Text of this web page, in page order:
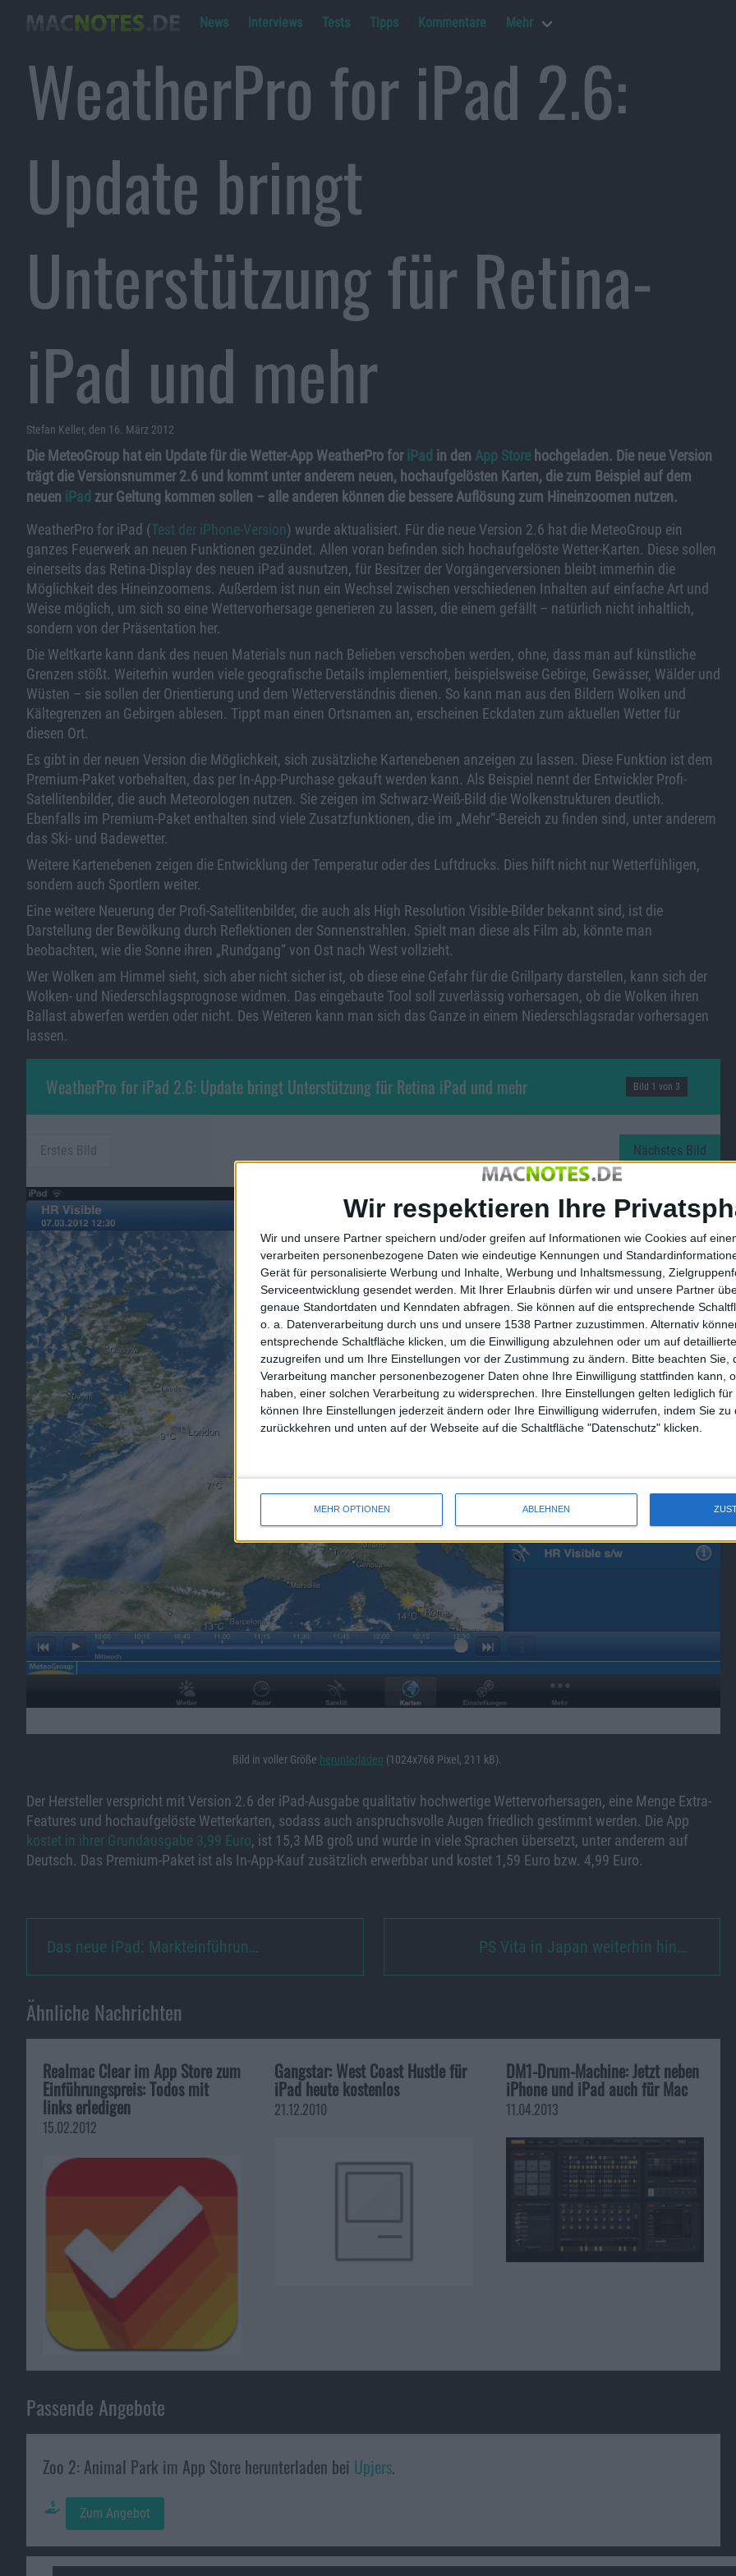
Wir respektieren Ihre
Wir und unsere Partner speichern und/oder greifen auf Informationen wie Cookies auf
verarbeiten personenbezogene Daten wie eindeutige Kennungen und
Gerät für personalisierte Werbung und Inhalte, Werbung und Inhaltsmessung,
Serviceentwicklung gesendet werden.
Mit Ihrer Erlaubnis dürfen wir und unsere Partner
genaue Standortdaten und Kenndaten abfragen. Sie können auf die entsprechende
o. a. Datenverarbeitung durch uns und unsere 1538 Partner zuzustimmen. Alternativ
entsprechende Schaltfläche klicken, um die Einwilligung abzulehnen oder um auf
zuzugreifen und um Ihre Einstellungen vor der Zustimmung zu ändern.
Bitte beachten Sie,
Verarbeitung mancher personenbezogener Daten ohne Ihre Einwilligung stattfinden kann,
haben, einer solchen Verarbeitung zu widersprechen. Ihre Einstellungen gelten lediglich
können Ihre Einstellungen jederzeit ändern oder Ihre Einwilligung widerrufen, indem Sie zu
zurückkehren und unten auf der Webseite auf die Schaltfläche "Datenschutz" klicken.
MEHR OPTIONEN ABLEHNEN
News Interviews Tests Tipps Kommentare Mehr
WeatherPro for iPad 2.6:
Update bringt
Unterstützung für Retina-
iPad und mehr
Stefan Keller, den 16. März 2012
Die MeteoGroup hat ein Update für die Wetter-App WeatherPro foriPad in den App Store hochgeladen. Die neue Version
trägt die Versionsnummer 2.6 und kommt unter anderem neuen, hochaufgelösten Karten, die zum Beispiel auf dem
neuen iPad zur Geltung kommen sollen – alle anderen können die bessere Auflösung zum Hineinzoomen nutzen.
WeatherPro for iPad (Test der iPhone-Version) wurde aktualisiert. Für die neue Version 2.6 hat die MeteoGroup ein
ganzes Feuerwerk an neuen Funktionen gezündet. Allen voran befinden sich hochaufgelöste Wetter-Karten. Diese sollen
einerseits das Retina-Display des neuen iPad ausnutzen, für Besitzer der Vorgängerversionen bleibt immerhin die
Möglichkeit des Hineinzoomens. Außerdem ist nun ein Wechsel zwischen verschiedenen Inhalten auf einfache Art und
Weise möglich, um sich so eine Wettervorhersage generieren zu lassen, die einem gefällt – natürlich nicht inhaltlich,
sondern von der Präsentation her.
Die Weltkarte kann dank des neuen Materials nun nach Belieben verschoben werden, ohne, dass man auf künstliche
Grenzen stößt. Weiterhin wurden viele geografische Details implementiert, beispielsweise Gebirge, Gewässer, Wälder und
Wüsten – sie sollen der Orientierung und dem Wetterverständnis dienen. So kann man aus den Bildern Wolken und
Kältegrenzen an Gebirgen ablesen. Tippt man einen Ortsnamen an, erscheinen Eckdaten zum aktuellen Wetter für
diesen Ort.
Es gibt in der neuen Version die Möglichkeit, sich zusätzliche Kartenebenen anzeigen zu lassen. Diese Funktion ist dem
Premium-Paket vorbehalten, das per In-App-Purchase gekauft werden kann. Als Beispiel nennt der Entwickler Profi-
Satellitenbilder, die auch Meteorologen nutzen. Sie zeigen im Schwarz-Weiß-Bild die Wolkenstrukturen deutlich.
Ebenfalls im Premium-Paket enthalten sind viele Zusatzfunktionen, die im „Mehr“-Bereich zu finden sind, unter anderem
das Ski- und Badewetter.
Weitere Kartenebenen zeigen die Entwicklung der Temperatur oder des Luftdrucks. Dies hilft nicht nur Wetterfühligen,
sondern auch Sportlern weiter.
Eine weitere Neuerung der Profi-Satellitenbilder, die auch als High Resolution Visible-Bilder bekannt sind, ist die
Darstellung der Bewölkung durch Reflektionen der Sonnenstrahlen. Spielt man diese als Film ab, könnte man
beobachten, wie die Sonne ihren „Rundgang“ von Ost nach West vollzieht.
Wer Wolken am Himmel sieht, sich aber nicht sicher ist, ob diese eine Gefahr für die Grillparty darstellen, kann sich der
Wolken- und Niederschlagsprognose widmen. Das eingebaute Tool soll zuverlässig vorhersagen, ob die Wolken ihren
Ballast abwerfen werden oder nicht. Des Weiteren kann man sich das Ganze in einem Niederschlagsradar vorhersagen
lassen.
WeatherPro for iPad 2.6: Update bringt Unterstützung für Retina iPad und mehr Bild 1 von 3
Erstes Bild Nächstes Bild
Bild in voller Größe herunterladen (1024x768 Pixel, 211 kB).
Der Hersteller verspricht mit Version 2.6 der iPad-Ausgabe qualitativ hochwertige Wettervorhersagen, eine Menge Extra-
Features und hochaufgelöste Wetterkarten, sodass auch anspruchsvolle Augen friedlich gestimmt werden. Die App
kostet in ihrer Grundausgabe 3,99 Euro, ist 15,3 MB groß und wurde in viele Sprachen übersetzt, unter anderem auf
Deutsch. Das Premium-Paket ist als In-App-Kauf zusätzlich erwerbbar und kostet 1,59 Euro bzw. 4,99 Euro.
Das neue iPad: Markteinführun… PS Vita in Japan weiterhin hin…
Ähnliche Nachrichten
Realmac Clear im App Store zum
Einführungspreis: Todos mit
links erledigen
15.02.2012
Gangstar: West Coast Hustle für
iPad heute kostenlos
21.12.2010
DM1-Drum-Machine: Jetzt neben
iPhone und iPad auch für Mac
11.04.2013
Passende Angebote
Zoo 2: Animal Park im App Store herunterladen bei Upjers.
Zum Angebot